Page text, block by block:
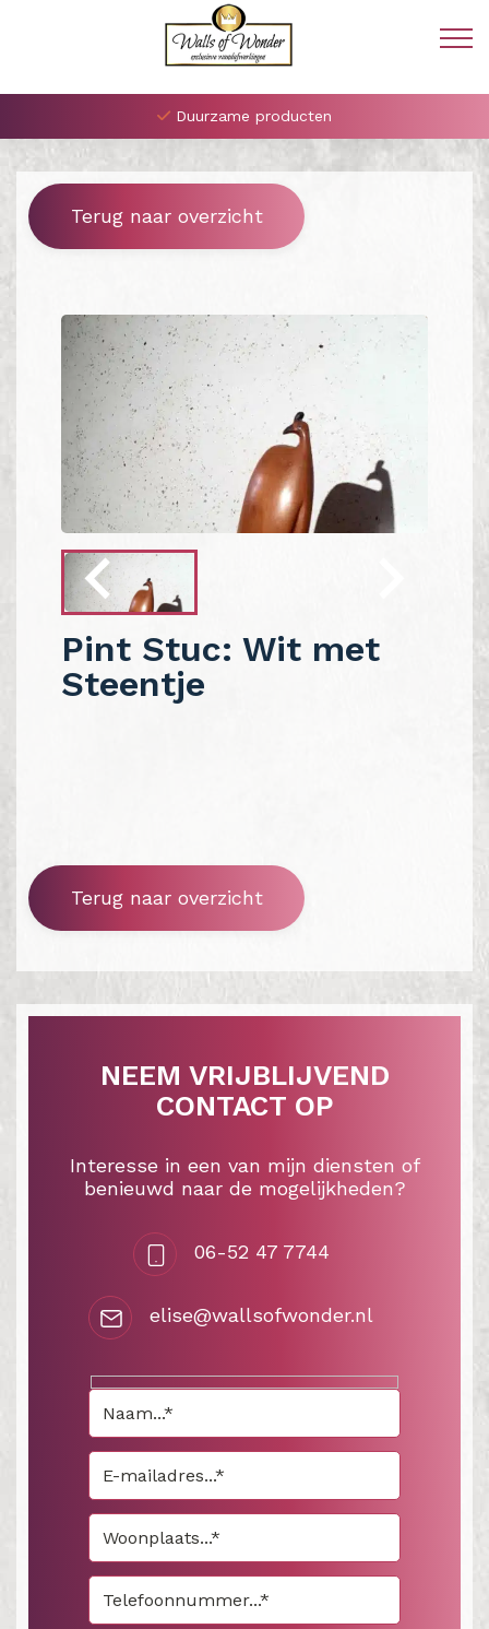
Duurzame producten
Terug naar overzicht
Pint Stuc: Wit met
Steentje
Terug naar overzicht
NEEM VRIJBLIJVEND
CONTACT OP
Interesse in een van mijn diensten of
benieuwd naar de mogelijkheden?
06-52 47 7744
elise@wallsofwonder.nl